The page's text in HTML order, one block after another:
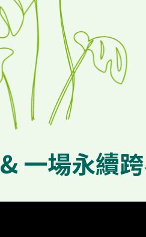
& 一場永續